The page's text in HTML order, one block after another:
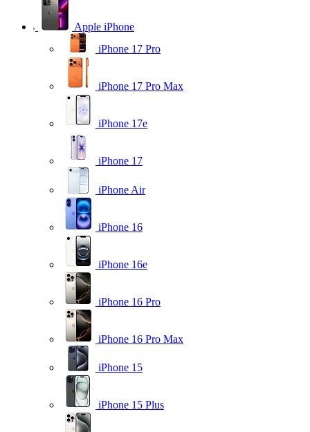
Apple iPhone
iPhone 17 Pro
iPhone 17 Pro Max
iPhone 17e
iPhone 17
iPhone Air
iPhone 16
iPhone 16e
iPhone 16 Pro
iPhone 16 Pro Max
iPhone 15
iPhone 15 Plus